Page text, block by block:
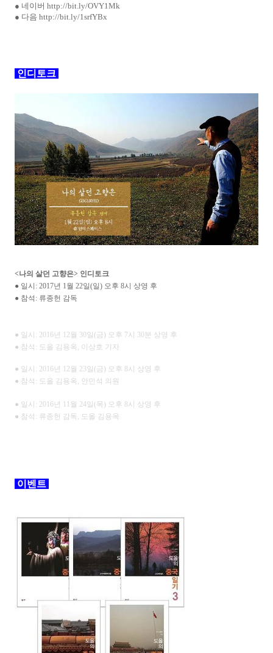
● 네이버 http://bit.ly/OVY1Mk
● 다음 http://bit.ly/1srfYBx
인디토크
<나의 살던 고향은> 인디토크
● 일시: 2017년 1월 22일(일) 오후 8시 상영 후
● 참석: 류종헌 감독
● 일시: 2016년 12월 30일(금) 오후 7시 30분 상영 후
● 참석: 도올 김용옥, 이상호 기자
● 일시: 2016년 12월 23일(금) 오후 8시 상영 후
● 참석: 도올 김용옥, 안민석 의원
● 일시: 2016년 11월 24일(목) 오후 8시 상영 후
● 참석: 류종헌 감독, 도올 김용옥
이벤트